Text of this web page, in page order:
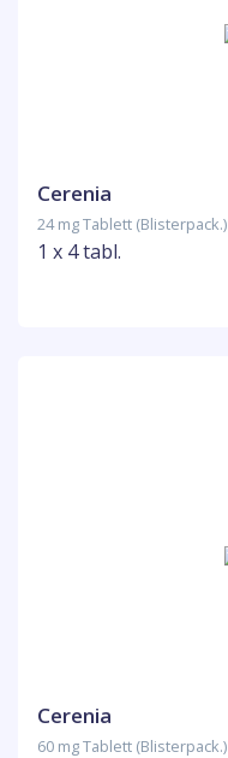
Cerenia
24 mg Tablett (Blisterpack.)
1 x 4 tabl.
Cerenia
60 mg Tablett (Blisterpack.)